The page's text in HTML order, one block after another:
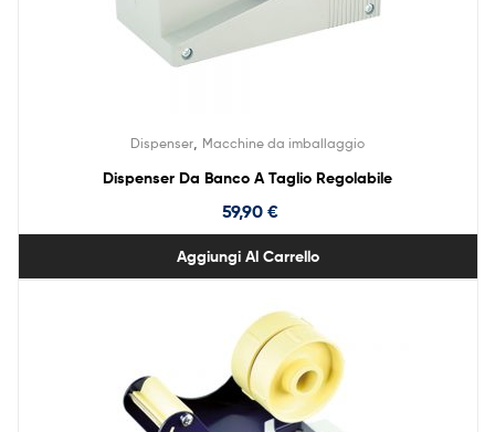
Dispenser Macchine da imballaggio
Dispenser Da Banco A Taglio Regolabile
59,90 €
Aggiungi Al Carrello